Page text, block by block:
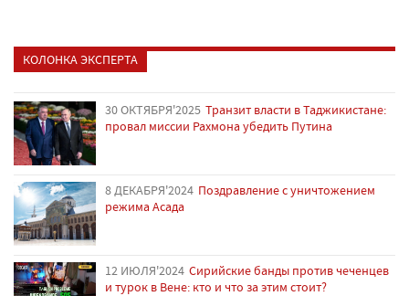
КОЛОНКА ЭКСПЕРТА
30 ОКТЯБРЯ'2025 Транзит власти в Таджикистане:
провал миссии Рахмона убедить Путина
8 ДЕКАБРЯ'2024 Поздравление с уничтожением
режима Асада
12 ИЮЛЯ'2024 Сирийские банды против чеченцев
и турок в Вене: кто и что за этим стоит?